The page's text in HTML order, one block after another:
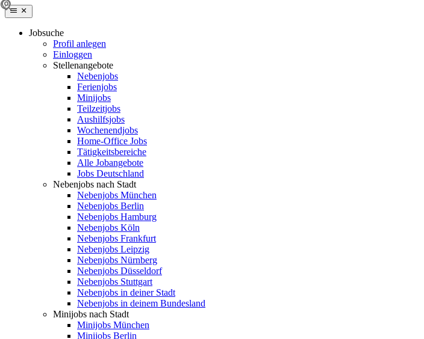
Jobsuche
Profil anlegen
Einloggen
Stellenangebote
Nebenjobs
Ferienjobs
Minijobs
Teilzeitjobs
Aushilfsjobs
Wochenendjobs
Home-Office Jobs
Tätigkeitsbereiche
Alle Jobangebote
Jobs Deutschland
Nebenjobs nach Stadt
Nebenjobs München
Nebenjobs Berlin
Nebenjobs Hamburg
Nebenjobs Köln
Nebenjobs Frankfurt
Nebenjobs Leipzig
Nebenjobs Nürnberg
Nebenjobs Düsseldorf
Nebenjobs Stuttgart
Nebenjobs in deiner Stadt
Nebenjobs in deinem Bundesland
Minijobs nach Stadt
Minijobs München
Minijobs Berlin